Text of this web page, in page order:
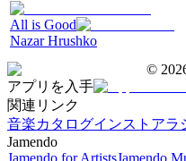
All is Good
Nazar Hrushko
©
アプリを入手
関連リンク
音楽カタログインストアラ
Jamendo
Jamendo for ArtistsJamendo